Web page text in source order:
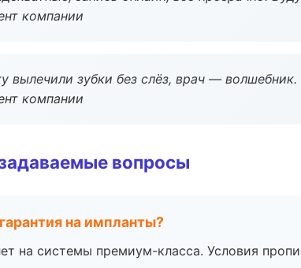
компании
вылечили зубки без слёз, врач —
компании
вопросы
на импланты?
на системы премиум-класса. Условия